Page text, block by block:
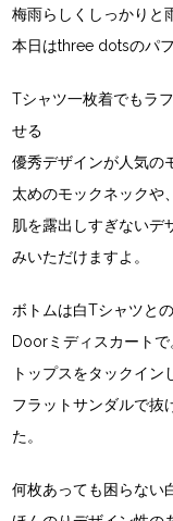
梅雨らしくしっかりと
本日はthree dotsのパ
Tシャツ一枚着でもラ
せる
優秀デザインが人気の
太めのモックネックや
肌を露出しすぎないデ
みいただけますよ。
ボトムは白Tシャツと
Doorミディスカートで
トップスをタックイ
フラットサンダルで抜
た。
何枚あっても困らない